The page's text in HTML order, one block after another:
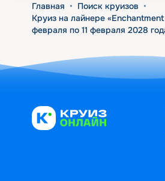
Главная • Поиск круизов •
Круиз на лайнере
февраля по 11 февраля 2028